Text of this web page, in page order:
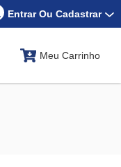
Entrar Ou Cadastrar
Meu Carrinho